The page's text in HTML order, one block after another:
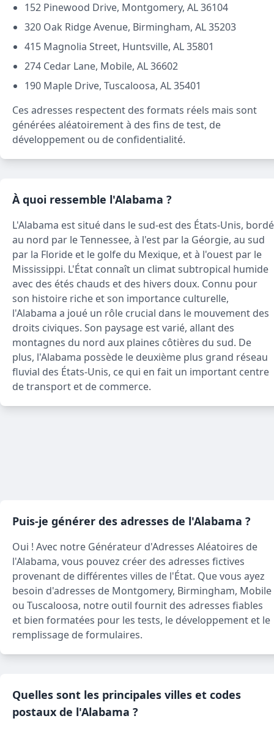
152 Pinewood Drive, Montgomery, AL 36104
320 Oak Ridge Avenue, Birmingham, AL 35203
415 Magnolia Street, Huntsville, AL 35801
274 Cedar Lane, Mobile, AL 36602
190 Maple Drive, Tuscaloosa, AL 35401
Ces adresses respectent des formats réels mais sont
générées aléatoirement à des fins de test, de
développement ou de confidentialité.
À quoi ressemble l'Alabama ?
L'Alabama est situé dans le sud-est des États-Unis, bordé
au nord par le Tennessee, à l'est par la Géorgie, au sud
par la Floride et le golfe du Mexique, et à l'ouest par le
Mississippi. L'État connaît un climat subtropical humide
avec des étés chauds et des hivers doux. Connu pour
son histoire riche et son importance culturelle,
l'Alabama a joué un rôle crucial dans le mouvement des
droits civiques. Son paysage est varié, allant des
montagnes du nord aux plaines côtières du sud. De
plus, l'Alabama possède le deuxième plus grand réseau
fluvial des États-Unis, ce qui en fait un important centre
de transport et de commerce.
Puis-je générer des adresses de l'Alabama ?
Oui ! Avec notre Générateur d'Adresses Aléatoires de
l'Alabama, vous pouvez créer des adresses fictives
provenant de différentes villes de l'État. Que vous ayez
besoin d'adresses de Montgomery, Birmingham, Mobile
ou Tuscaloosa, notre outil fournit des adresses fiables
et bien formatées pour les tests, le développement et le
remplissage de formulaires.
Quelles sont les principales villes et codes
postaux de l'Alabama ?